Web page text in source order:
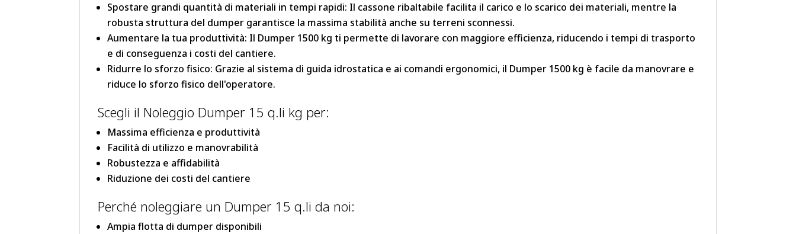
Spostare grandi quantità di materiali in tempi rapidi: Il cassone ribaltabile facilita il carico e lo scarico dei materiali, mentre la
robusta struttura del dumper garantisce la massima stabilità anche su terreni sconnessi.
Aumentare la tua produttività: Il Dumper 1500 kg ti permette di lavorare con maggiore efficienza, riducendo i tempi di trasporto
e di conseguenza i costi del cantiere.
Ridurre lo sforzo fisico: Grazie al sistema di guida idrostatica e ai comandi ergonomici, il Dumper 1500 kg è facile da manovrare e
riduce lo sforzo fisico dell'operatore.
Scegli il Noleggio Dumper 15 q.li kg per:
Massima efficienza e produttività
Facilità di utilizzo e manovrabilità
Robustezza e affidabilità
Riduzione dei costi del cantiere
Perché noleggiare un Dumper 15 q.li da noi:
Ampia flotta di dumper disponibili